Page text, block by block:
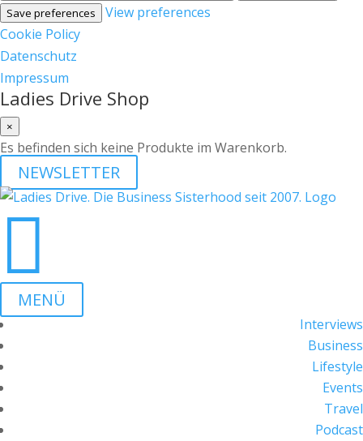
Save preferences
View preferences
Cookie Policy
Datenschutz
Impressum
Ladies Drive Shop
×
Es befinden sich keine Produkte im Warenkorb.
NEWSLETTER

MENÜ
Interviews
Business
Lifestyle
Events
Travel
Podcast